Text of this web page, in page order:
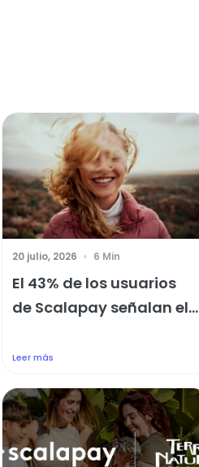
20 julio, 2026 6 Min
El 43% de los usuarios
de Scalapay señalan el...
Leer más